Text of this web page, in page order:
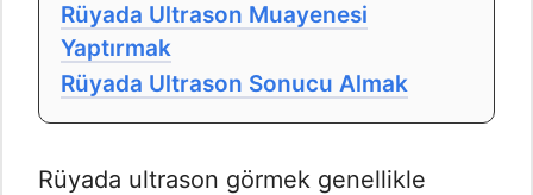
Rüyada Ultrason Muayenesi
Yaptırmak
Rüyada Ultrason Sonucu Almak
Rüyada ultrason görmek genellikle